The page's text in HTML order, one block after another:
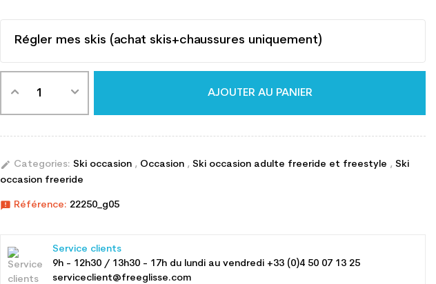
Régler mes skis (achat skis+chaussures uniquement)
AJOUTER AU PANIER
edit Categories: Ski occasion , Occasion , Ski occasion adulte freeride et freestyle , Ski
occasion freeride
announcement Référence: 22250_g05
Service clients
9h - 12h30 / 13h30 - 17h du lundi au vendredi +33 (0)4 50 07 13 25
serviceclient@freeglisse.com